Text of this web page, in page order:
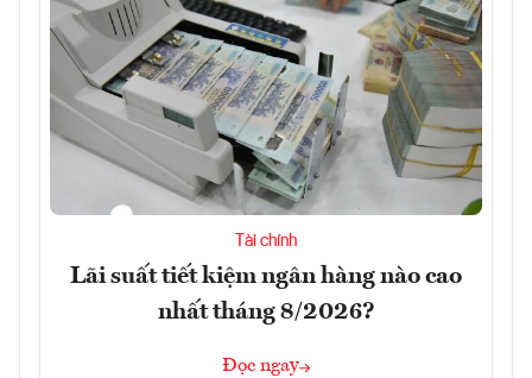
Tài chính
Lãi suất tiết kiệm ngân hàng nào cao
nhất tháng 8/2026?
Đọc ngay